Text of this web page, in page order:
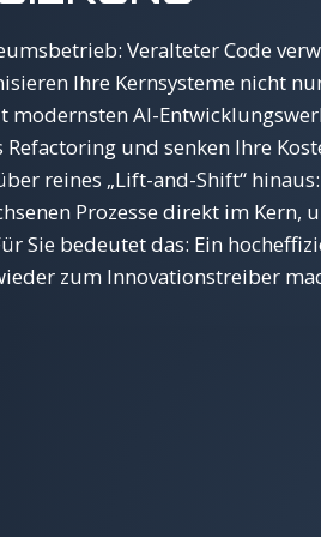
Veralteter Code
Ihre Kernsysteme nicht
modernsten AI-
und senken Ihre
reines „Lift-and-Shift“
Prozesse direkt im Kern,
Sie bedeutet das: Ein
zum Innovationstreiber